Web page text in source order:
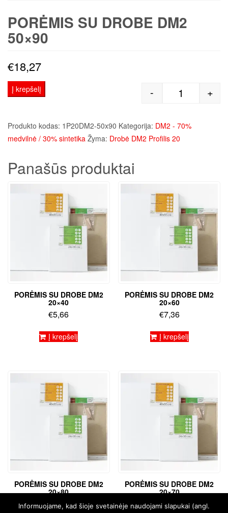
PORĖMIS SU DROBE DM2
50×90
€18,27
produkto
- +
Į krepšelį
Produkto kodas: 1P20DM2-50x90 Kategorija: DM2 - 70%
medvilnė / 30% sintetika Žyma: Drobė DM2 Profilis 20
Panašūs produktai
PORĖMIS SU DROBE DM2
20×40
€5,66
Į krepšelį
PORĖMIS SU DROBE DM2
20×60
€7,36
Į krepšelį
PORĖMIS SU DROBE DM2
20×80
€9,07
PORĖMIS SU DROBE DM2
20×70
€ 8,01
Informuojame, kad šioje svetainėje naudojami slapukai (angl.